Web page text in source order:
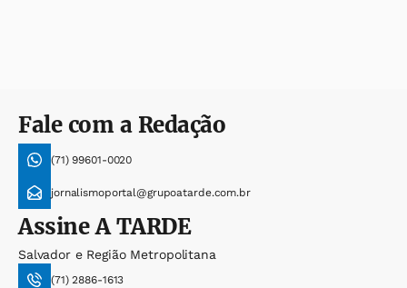
Fale com a Redação
(71) 99601-0020
jornalismoportal@grupoatarde.com.br
AssineA TARDE
Salvador e Região Metropolitana
(71) 2886-1613